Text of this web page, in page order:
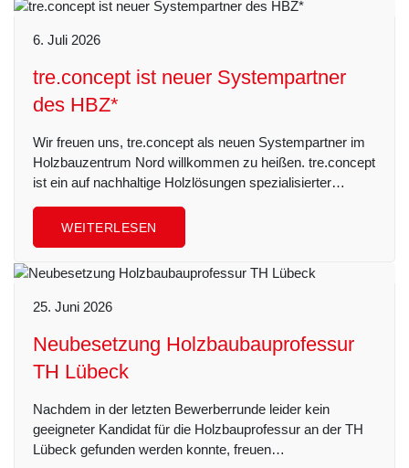
6. Juli 2026
tre.concept ist neuer Systempartner
des HBZ*
Wir freuen uns, tre.concept als neuen Systempartner im
Holzbauzentrum Nord willkommen zu heißen. tre.concept
ist ein auf nachhaltige Holzlösungen spezialisierter…
WEITERLESEN
25. Juni 2026
Neubesetzung Holzbaubauprofessur
TH Lübeck
Nachdem in der letzten Bewerberrunde leider kein
geeigneter Kandidat für die Holzbauprofessur an der TH
Lübeck gefunden werden konnte, freuen…